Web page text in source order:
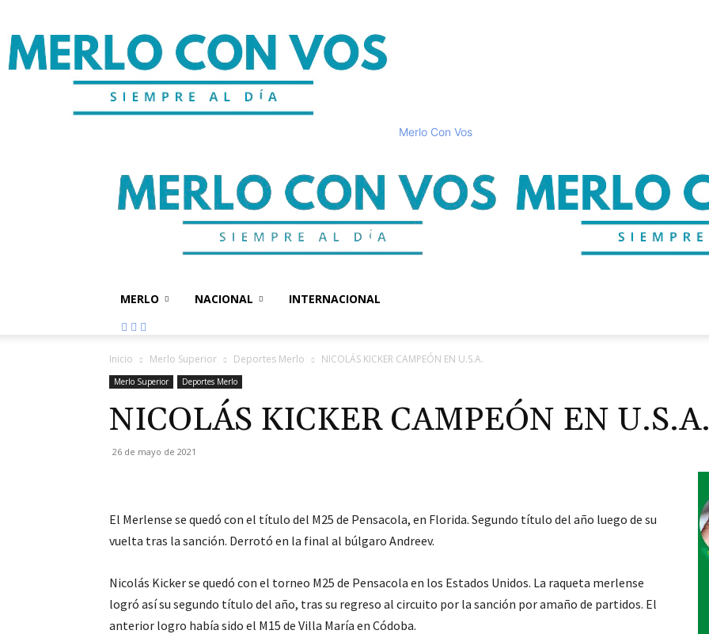
Merlo Con Vos
MERLO NACIONAL INTERNACIONAL
Inicio Merlo Superior Deportes Merlo NICOLÁS KICKER CAMPEÓN EN U.S.A.
Merlo Superior Deportes Merlo
NICOLÁS KICKER CAMPEÓN EN
26 de mayo de 2021
El Merlense se quedó con el título del M25 de Pensacola, en Florida. Segundo título del año luego de su
vuelta tras la sanción. Derrotó en la final al búlgaro Andreev.
Nicolás Kicker se quedó con el torneo M25 de Pensacola en los Estados Unidos. La raqueta merlense
logró así su segundo título del año, tras su regreso al circuito por la sanción por amaño de partidos. El
anterior logro había sido el M15 de Villa María en Códoba.